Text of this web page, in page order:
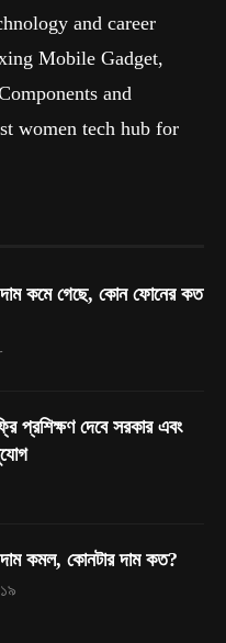
and career
Mobile Gadget,
and
women tech hub for
কমে গেছে, কোন ফোনের কত
প্রশিক্ষণ দেবে সরকার এবং
কমল, কোনটার দাম কত?